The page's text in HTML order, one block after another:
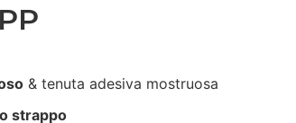
& tenuta adesiva mostruosa
strappo